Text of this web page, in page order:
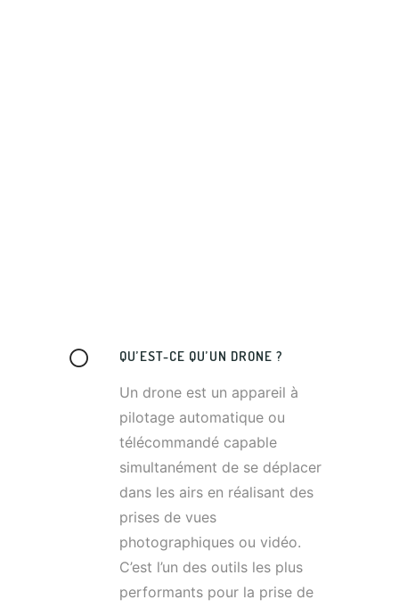
QU’EST-CE QU’UN DRONE ?
Un drone est un appareil à
pilotage automatique ou
télécommandé capable
simultanément de se déplacer
dans les airs en réalisant des
prises de vues
photographiques ou vidéo.
C’est l’un des outils les plus
performants pour la prise de